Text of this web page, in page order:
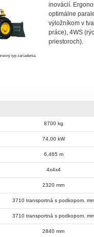
typ zariadenia.
inovácií.
optimálne
výložníkom v
práce), 4WS
priestoroch).
8700 kg
74,00 kW
6,465 m
4x4x4
2320 mm
3710 transportná s podkopom.
3710 transportná s podkopom.
2840 mm